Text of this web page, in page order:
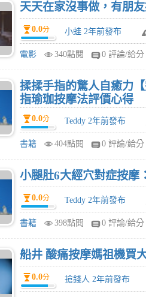
天天在家沒事做，有朋
0.0分 小蛙 2年前發布
電影 340點閱 0 評論/給分
揉揉手指的驚人自癒力
指瑜珈按摩法評價心得
0.0分 Teddy 2年前發布
書籍 404點閱 0 評論/給分
小腿肚6大經穴對症按摩
0.0分 Teddy 2年前發布
書籍 398點閱 0 評論/給分
船井 酸痛按摩媽祖機買
0.0分 搶錢人 2年前發布